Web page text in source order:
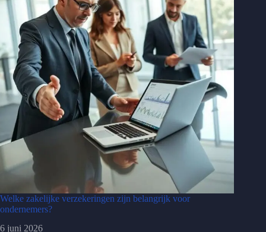
Welke zakelijke verzekeringen zijn belangrijk voor
ondernemers?
6 juni 2026